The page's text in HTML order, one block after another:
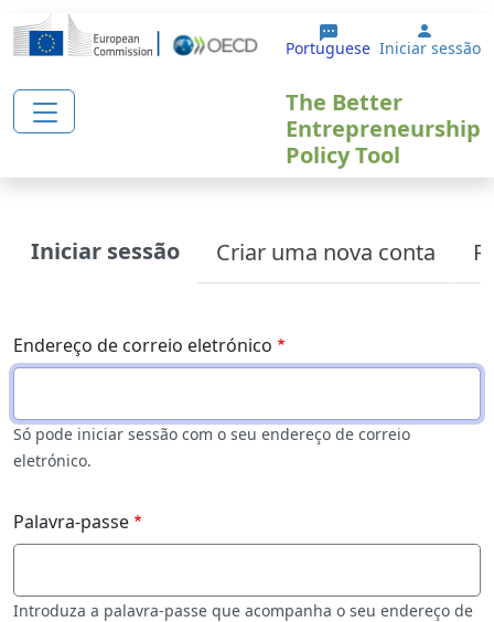
Passar para o conteúdo principal
Portuguese User
Iniciar sessão
The Better
Entrepreneurship
Policy Tool
Primary tabs
Iniciar sessão Criar uma nova conta
Endereço de correio eletrónico
Só pode iniciar sessão com o seu endereço de correio
eletrónico.
Palavra-passe
Introduza a palavra-passe que acompanha o seu endereço de